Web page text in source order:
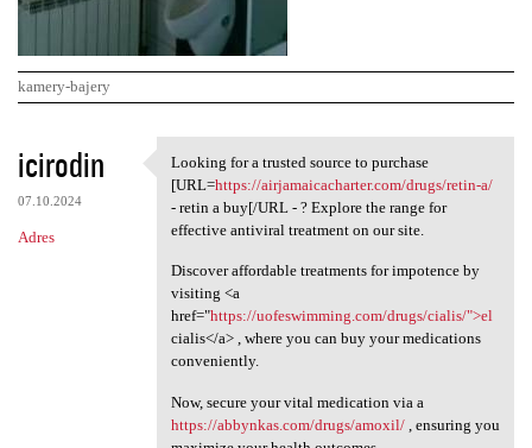
kamery-bajery
K
o
m
e
icirodin
07.10.2024
Adres
Looking for a trusted source
Looking for a trusted source to purchase
[URL=https://airjamaicacharter.com/drugs/retin-a/
- retin a buy[/URL - ? Explore the range for
effective antiviral treatment on our site.
Discover affordable treatments for impotence by
visiting <a
href="https://uofeswimming.com/drugs/cialis/">el
cialis</a> , where you can buy your medications
conveniently.
Now, secure your vital medication via a
https://abbynkas.com/drugs/amoxil/, ensuring you